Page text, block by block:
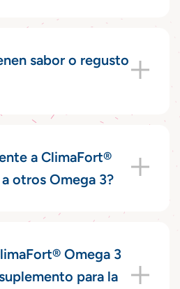
sabor o regusto
a ClimaFort®
otros Omega 3?
Omega 3
para la